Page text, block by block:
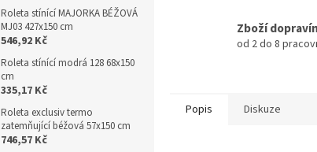
Roleta stínící MAJORKA BÉŽOVÁ
MJ03 427x150 cm
546,92 Kč
Roleta stínící modrá 128 68x150
cm
335,17 Kč
Roleta exclusiv termo
zatemňující béžová 57x150 cm
746,57 Kč
Zboží
od 2 do 8
Popis Diskuze